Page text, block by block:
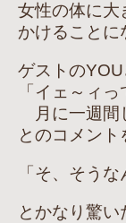
女性の体に大
かけることに
ゲストの
「イェ～ィ
月に一週間
とのコメント
「そ、そう
とかなり驚い